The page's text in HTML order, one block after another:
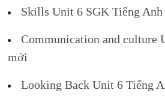
Skills Unit 6 SGK Tiếng Anh
Communication and culture
mới
Looking Back Unit 6 Tiếng